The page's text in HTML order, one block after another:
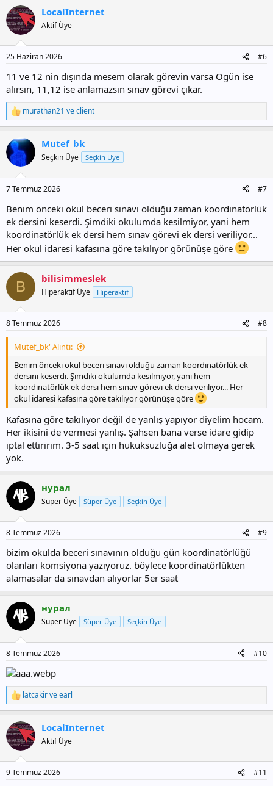
k
i
l
:
LocalInternet
Aktif Üye
25 Haziran 2026 #6
11 ve 12 nin dışında mesem olarak görevin varsa Ogün ise
alırsın, 11,12 ise anlamazsın sınav görevi çıkar.
T
e
k
i
l
murathan21 veclient
Mutef_bk
Seçkin Üye Seçkin Üye
7 Temmuz 2026 #7
Benim önceki okul beceri sınavı olduğu zaman koordinatörlük
ek dersini keserdi. Şimdiki okulumda kesilmiyor, yani hem
koordinatörlük ek dersi hem sınav görevi ek dersi veriliyor...
Her okul idaresi kafasına göre takılıyor görünüşe göre
B bilisimmeslek
Hiperaktif Üye Hiperaktif
8 Temmuz 2026 #8
Mutef_bk' Alıntı:
Benim önceki okul beceri sınavı olduğu zaman koordinatörlük ek
dersini keserdi. Şimdiki okulumda kesilmiyor, yani hem
koordinatörlük ek dersi hem sınav görevi ek dersi veriliyor... Her
okul idaresi kafasına göre takılıyor görünüşe göre
Kafasına göre takılıyor değil de yanlış yapıyor diyelim hocam.
Her ikisini de vermesi yanlış. Şahsen bana verse idare gidip
iptal ettiririm. 3-5 saat için hukuksuzluğa alet olmaya gerek
yok.
нурал
Süper Üye Süper Üye Seçkin Üye
8 Temmuz 2026 #9
bizim okulda beceri sınavının olduğu gün koordinatörlüğü
olanları komsiyona yazıyoruz. böylece koordinatörlükten
alamasalar da sınavdan alıyorlar 5er saat
нурал
Süper Üye Süper Üye Seçkin Üye
8 Temmuz 2026 #10
T
e
k
i
l
latcakirveearl
LocalInternet
Aktif Üye
9 Temmuz 2026 #11